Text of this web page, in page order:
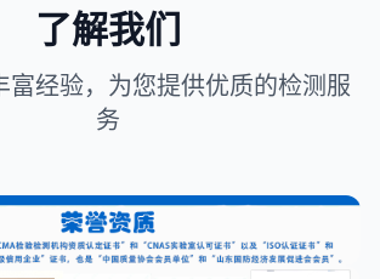
了解我们
富经验，为您提供优质的检测服
务